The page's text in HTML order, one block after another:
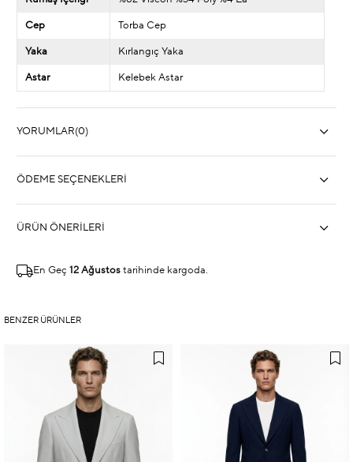
Cep Torba Cep
Yaka Kırlangıç Yaka
Astar Kelebek Astar
YORUMLAR(0)
ÖDEME SEÇENEKLERI
ÜRÜN ÖNERILERI
En Geç 12 Ağustos tarihinde kargoda.
BENZER ÜRÜNLER